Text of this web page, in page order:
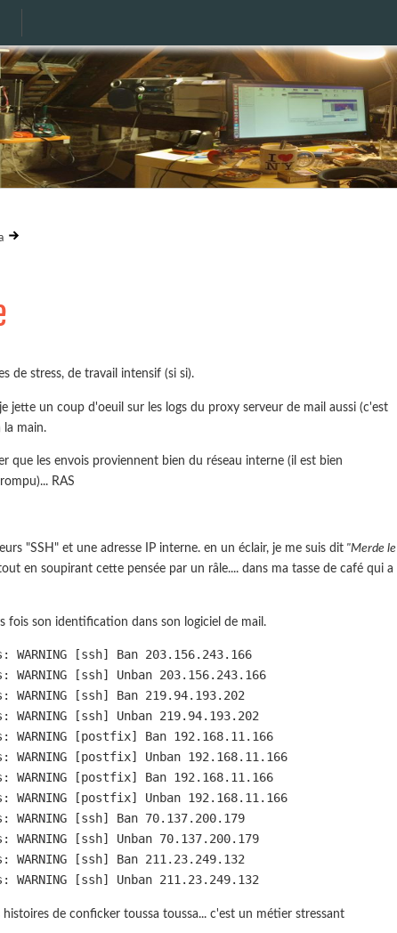
de stress, de travail intensif (si si).
jette un coup d'oeuil sur les logs du proxy serveur de mail aussi (c'est
la main.
que les envois proviennent bien du réseau interne (il est bien
RAS
"SSH" et une adresse IP interne. en un éclair, je me suis dit "Merde le
en soupirant cette pensée par un râle.... dans ma tasse de café qui a
fois son identification dans son logiciel de mail.
[ssh] Ban 203.156.243.166
[ssh] Unban 203.156.243.166
[ssh] Ban 219.94.193.202
[ssh] Unban 219.94.193.202
[postfix] Ban 192.168.11.166
[postfix] Unban 192.168.11.166
[postfix] Ban 192.168.11.166
[postfix] Unban 192.168.11.166
[ssh] Ban 70.137.200.179
[ssh] Unban 70.137.200.179
[ssh] Ban 211.23.249.132
[ssh] Unban 211.23.249.132
de conficker toussa toussa... c'est un métier stressant